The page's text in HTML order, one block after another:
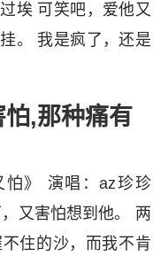
埃 可笑吧，爱他又
。 我是疯了，还是
,那种痛有
怕》 演唱：az珍珍
又害怕想到他。 两
住的沙，而我不肯